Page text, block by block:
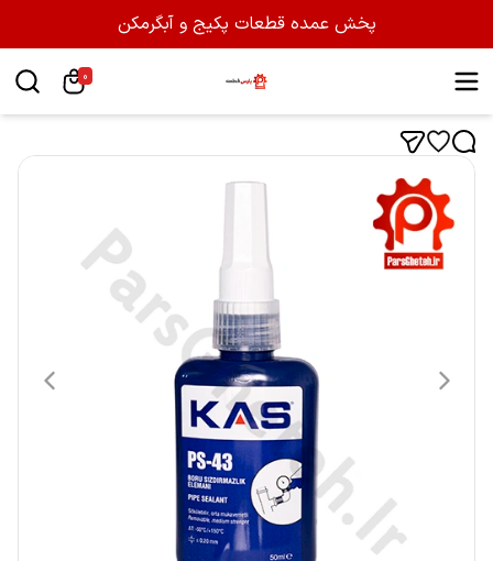
پخش عمده قطعات پکیج و آبگرمکن
0